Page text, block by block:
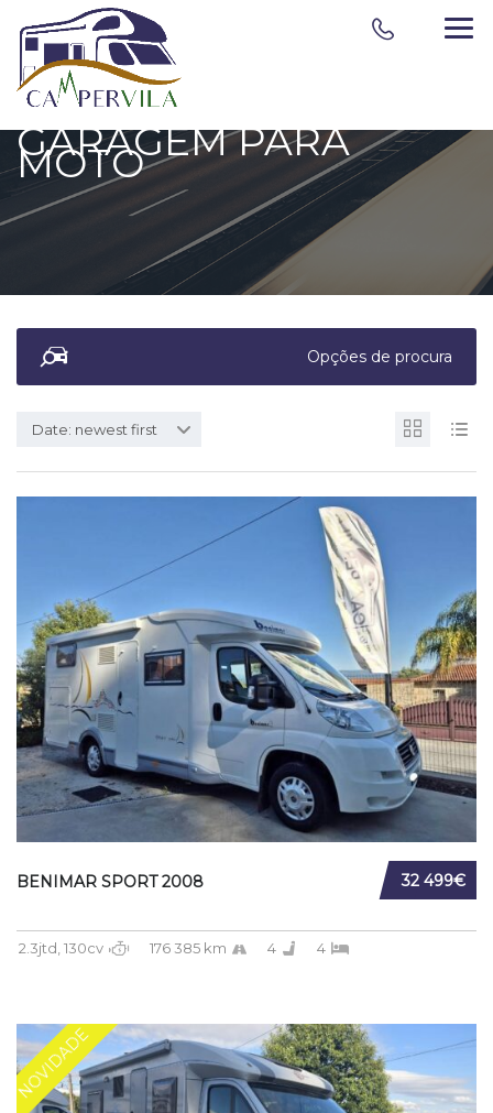
GARAGEM PARA
MOTO
Opções de procura
Date: newest first
32 499€
BENIMAR SPORT 2008
2.3jtd, 130cv 176 385 km 4 4
NOVIDADE